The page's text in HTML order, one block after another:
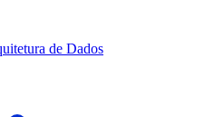
de Dados